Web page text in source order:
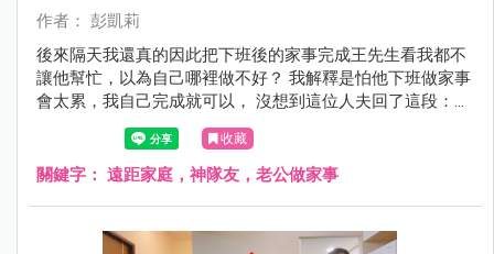
作者： 彭凱莉
後來隔天我還真的因此把下班後的家事完成王先生看我都不
讓他幫忙，以為自己哪裡做不好？ 我解釋是怕他下班做家事
會太累，我自己完成就可以， 沒想到這位人夫回了這段：
「我自己一個人住的時候，一樣要下班煮飯、洗碗、洗衣、
打掃家裡，並不會因為回來台灣有老婆在，就覺得這些應該
全部讓妳做！」 就是這段！讓我打從心裡覺得王先生好帥！
收藏
關鍵字： 遠距家庭，神隊友，老公做家事